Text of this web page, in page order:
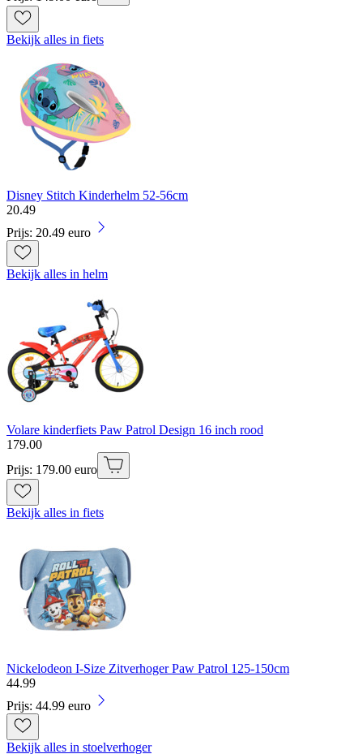
Bekijk alles in fiets
Disney Stitch Kinderhelm 52-56cm
20.49
Prijs: 20.49 euro
Bekijk alles in helm
Volare kinderfiets Paw Patrol Design 16 inch rood
179.00
Prijs: 179.00 euro
Bekijk alles in fiets
Nickelodeon I-Size Zitverhoger Paw Patrol 125-150cm
44.99
Prijs: 44.99 euro
Bekijk alles in stoelverhoger